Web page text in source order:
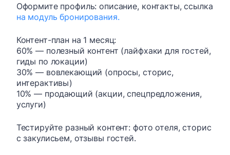
Оформите профиль: описание, контакты, ссылка
на модуль бронирования.
Контент-план на 1 месяц:
60% — полезный контент (лайфхаки для гостей,
гиды по локации)
30% — вовлекающий (опросы, сторис,
интерактивы)
10% — продающий (акции, спецпредложения,
услуги)
Тестируйте разный контент: фото отеля, сторис
с закулисьем, отзывы гостей.